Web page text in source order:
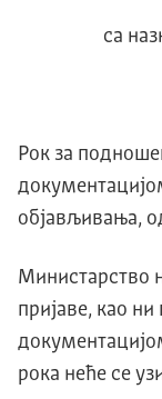
са
Рок за
објављивања,
Министарство
пријаве, као
рока неће се